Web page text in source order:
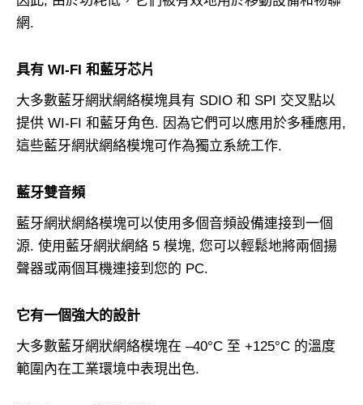
網.
具有 WI-FI 和藍牙芯片
大多數藍牙網狀網絡模塊具有 SDIO 和 SPI 交叉點以
提供 WI-FI 和藍牙角色. 因為它們可以應用於多種應用,
這些藍牙網狀網絡模塊可作為獨立系統工作.
藍牙雙音頻
藍牙網狀網絡模塊可以使用多個音頻設備連接到一個
源. 使用藍牙網狀網絡 5 模塊, 您可以輕鬆地將兩個揚
聲器或兩個耳機連接到您的 PC.
它有一個強大的設計
大多數藍牙網狀網絡模塊在 –40°C 至 +125°C 的溫度
範圍內在工業環境中表現出色.